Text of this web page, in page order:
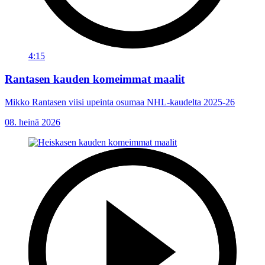
4:15
Rantasen kauden komeimmat maalit
Mikko Rantasen viisi upeinta osumaa NHL-kaudelta 2025-26
08. heinä 2026